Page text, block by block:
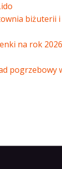
biżuterii
na rok
pogrzebowy